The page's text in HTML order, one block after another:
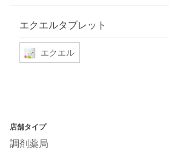
エクエルタブレット
エクエル
店舗タイプ
調剤薬局